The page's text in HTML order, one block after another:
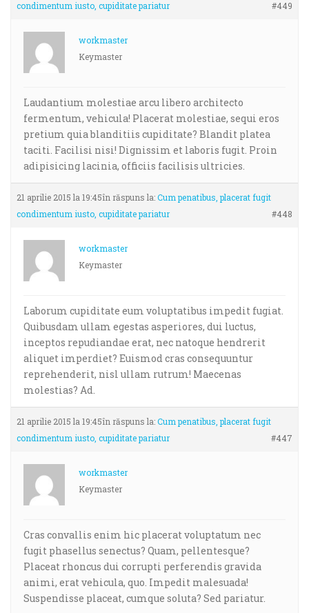
condimentum iusto, cupiditate pariatur #449
workmaster
Keymaster
Laudantium molestiae arcu libero architecto
fermentum, vehicula! Placerat molestiae, sequi eros
pretium quia blanditiis cupiditate? Blandit platea
taciti. Facilisi nisi! Dignissim et laboris fugit. Proin
adipisicing lacinia, officiis facilisis ultricies.
21 aprilie 2015 la 19:45în răspuns la:Cum penatibus, placerat fugit
condimentum iusto, cupiditate pariatur
#448
workmaster
Keymaster
Laborum cupiditate eum voluptatibus impedit fugiat.
Quibusdam ullam egestas asperiores, dui luctus,
inceptos repudiandae erat, nec natoque hendrerit
aliquet imperdiet? Euismod cras consequuntur
reprehenderit, nisl ullam rutrum! Maecenas
molestias? Ad.
21 aprilie 2015 la 19:45în răspuns la:Cum penatibus, placerat fugit
condimentum iusto, cupiditate pariatur
#447
workmaster
Keymaster
Cras convallis enim hic placerat voluptatum nec
fugit phasellus senectus? Quam, pellentesque?
Placeat rhoncus dui corrupti perferendis gravida
animi, erat vehicula, quo. Impedit malesuada!
Suspendisse placeat, cumque soluta? Sed pariatur.